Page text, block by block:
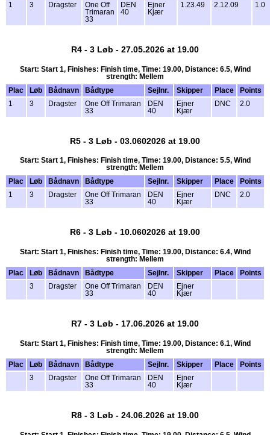
1
3 Dragster
One Off
Trimaran
33
DEN
40
Ejner
Kjær
1.23.49 2.12.09 1.0
R4 - 3 Løb - 27.05.2026 at 19.00
Start: Start 1, Finishes: Finish time, Time: 19.00, Distance: 6.5, Wind
strength: Mellem
Plac
Løb Bådnavn Bådtype Sejlnr. Skipper Place
Points
1
3 Dragster
One Off Trimaran
33
DEN
40
Ejner
Kjær
DNC 2.0
R5 - 3 Løb - 03.0602026 at 19.00
Start: Start 1, Finishes: Finish time, Time: 19.00, Distance: 5.5, Wind
strength: Mellem
Plac
Løb Bådnavn Bådtype Sejlnr. Skipper Place
Points
1
3 Dragster
One Off Trimaran
33
DEN
40
Ejner
Kjær
DNC 2.0
R6 - 3 Løb - 10.0602026 at 19.00
Start: Start 1, Finishes: Finish time, Time: 19.00, Distance: 6.4, Wind
strength: Mellem
Plac
Løb Bådnavn Bådtype Sejlnr. Skipper Place
Points
3
Dragster
One Off Trimaran
33
DEN
40
Ejner
Kjær
R7 - 3 Løb - 17.06.2026 at 19.00
Start: Start 1, Finishes: Finish time, Time: 19.00, Distance: 6.1, Wind
strength: Mellem
Plac
Løb Bådnavn Bådtype Sejlnr. Skipper Place
Points
3
Dragster
One Off Trimaran
33
DEN
40
Ejner
Kjær
R8 - 3 Løb - 24.06.2026 at 19.00